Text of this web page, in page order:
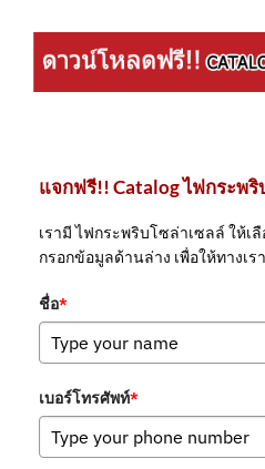
แจกฟรี!! Catalog ไฟกระพริ
เรามี ไฟกระพริบโซล่าเซลล์ ให้เ
กรอกข้อมูลด้านล่าง เพื่อให้ทางเร
ชื่อ*
เบอร์โทรศัพท์*